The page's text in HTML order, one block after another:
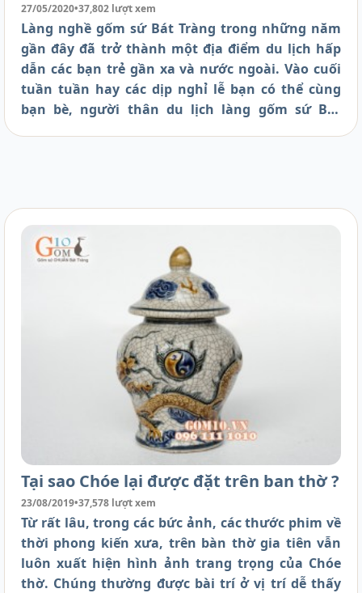
27/05/2020•37,802 lượt xem
Làng nghề gốm sứ Bát Tràng trong những năm
gần đây đã trở thành một địa điểm du lịch hấp
dẫn các bạn trẻ gần xa và nước ngoài. Vào cuối
tuần tuần hay các dịp nghỉ lễ bạn có thể cùng
bạn bè, người thân du lịch làng gốm sứ Bát
Hà Nội bạn có thể đi xe bus đến Bát Tràng, đây là
một phương tiện công cộng đi lại hằng ngày
giúp bạn đến thăm quan Bát Tràng nhanh nhất
và thuận tiện nhất. Cùng Gốm 10 tìm hiểu cách
đi xe bus từ Hà Nội đến Bát Tràng nhé.
Tại sao Chóe lại được đặt trên ban thờ ?
23/08/2019•37,578 lượt xem
Từ rất lâu, trong các bức ảnh, các thước phim về
thời phong kiến xưa, trên bàn thờ gia tiên vẫn
luôn xuất hiện hình ảnh trang trọng của Chóe
thờ. Chúng thường được bài trí ở vị trí dễ thấy